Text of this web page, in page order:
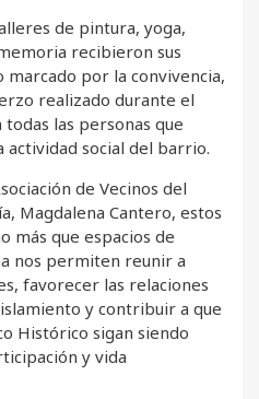
de pintura, yoga,
recibieron sus
por la convivencia,
realizado durante el
las personas que
actividad social del barrio.
de Vecinos del
Magdalena Cantero, estos
más que espacios de
nos permiten reunir a
favorecer las relaciones
y contribuir a que
Histórico sigan siendo
y vida